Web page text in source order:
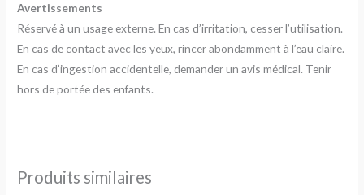
Avertissements
Réservé à un usage externe. En cas d’irritation, cesser l’utilisation.
En cas de contact avec les yeux, rincer abondamment à l’eau claire.
En cas d’ingestion accidentelle, demander un avis médical. Tenir
hors de portée des enfants.
Produits similaires